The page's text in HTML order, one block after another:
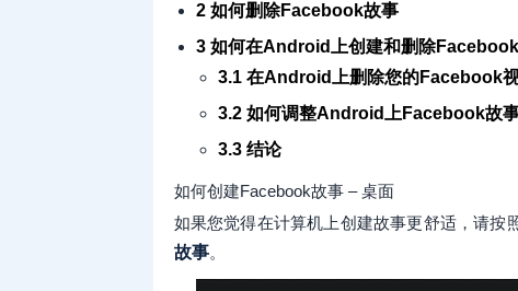
2 如何删除Facebook故事
3 如何在Android上创建和删除
3.1 在Android上删除您的Facebook
3.2 如何调整Android上Facebook故
3.3 结论
如何创建Facebook故事 – 桌面
如果您觉得在计算机上创建故事更舒适，请按
故事。